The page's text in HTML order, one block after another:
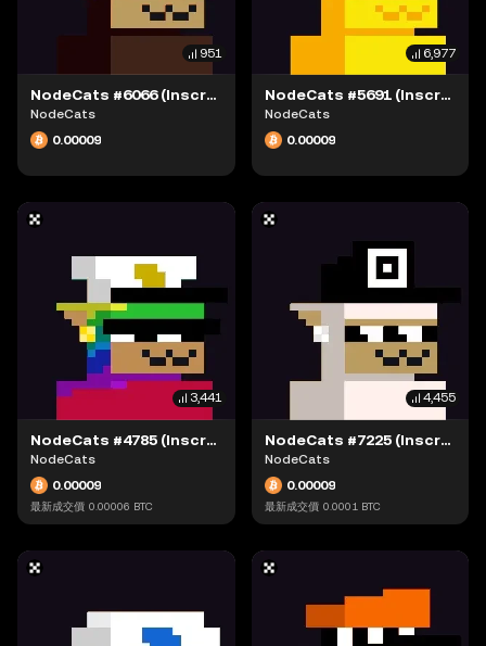
951
NodeCats #6066 (Inscription #63869437)
NodeCats
0.00009
6,977
NodeCats #5691 (Inscription #63869431)
NodeCats
0.00009
3,441
NodeCats #4785 (Inscription #63874020)
NodeCats
0.00009
最新成交價 0.00006 BTC
4,455
NodeCats #7225 (Inscription #63881087)
NodeCats
0.00009
最新成交價 0.0001 BTC